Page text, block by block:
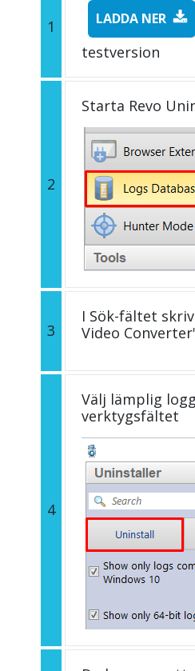
1 LADDA NER
testversion
2
Starta Revo
3
I Sök-fältet
Video
4
Välj lämplig
verktygsfältet